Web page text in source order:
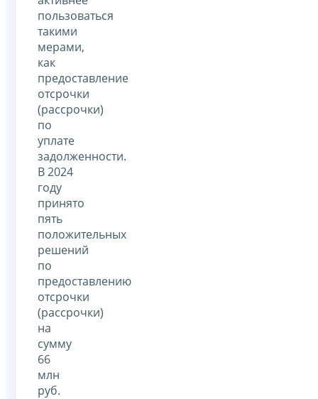
пользоваться
такими
мерами,
как
предоставление
отсрочки
(рассрочки)
по
уплате
задолженности.
В 2024
году
принято
пять
положительных
решений
по
предоставлению
отсрочки
(рассрочки)
на
сумму
66
млн
руб.